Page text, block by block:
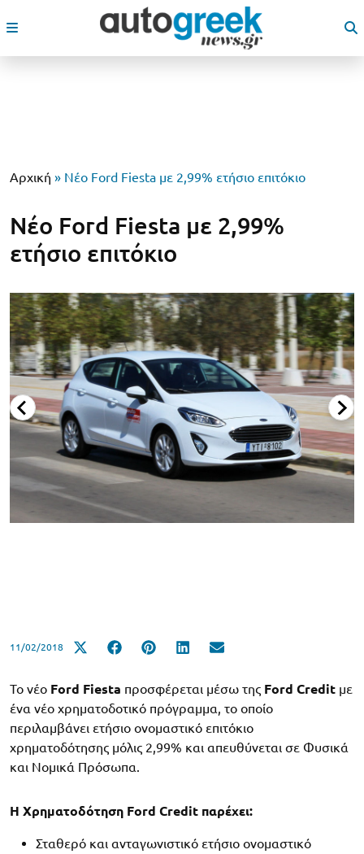
Αρχική » Νέο Ford Fiesta με 2,99% ετήσιο επιτόκιο
Νέο Ford Fiesta με 2,99%
ετήσιο επιτόκιο
11/02/2018
Το νέο Ford Fiesta προσφέρεται μέσω της Ford Credit με
ένα νέο χρηματοδοτικό πρόγραμμα, το οποίο
περιλαμβάνει ετήσιο ονομαστικό επιτόκιο
χρηματοδότησης μόλις 2,99% και απευθύνεται σε Φυσικά
και Νομικά Πρόσωπα.
Η Χρηματοδότηση Ford Credit παρέχει:
Σταθερό και ανταγωνιστικό ετήσιο ονομαστικό